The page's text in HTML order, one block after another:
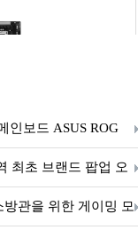
인보드 ASUS ROG
최초 브랜드 팝업 오
관을 위한 게이밍 모